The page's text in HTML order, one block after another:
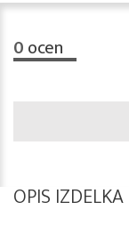
0ocen
OPIS IZDELKA